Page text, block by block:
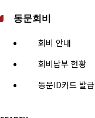
동문회비
회비 안내
회비납부 현황
동문ID카드 발급